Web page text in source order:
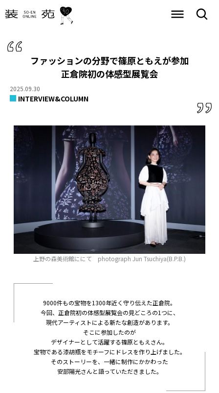
ファッションの分野で篠原ともえが参加
正倉院初の体感型展覧会
2025.09.30
INTERVIEW&COLUMN
上野の森美術館ににて photograph Jun Tsuchiya(B.P.B.)
9000件もの宝物を1300年近く守り伝えた正倉院。
今回、正倉院初の体感型展覧会の見どころの1つに、
現代アーティストによる新たな創造があります。
そこに参加したのが
デザイナーとして活躍する篠原ともえさん。
宝物である漆胡瓶をモチーフにドレスを作り上げました。
そのストーリーを、一緒に制作にかかわった
安部陽光さんと語っていただきました。